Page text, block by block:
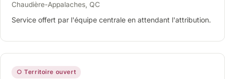
Chaudière-Appalaches, QC
Service offert par l'équipe centrale en attendant l'attribution.
○ Territoire ouvert